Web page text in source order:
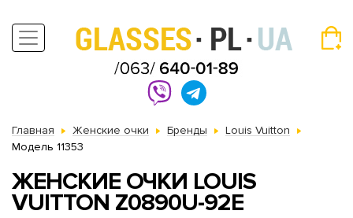
Главная Женские очки Бренды
Louis Vuitton
Модель 11353
ЖЕНСКИЕ ОЧКИ LOUIS
VUITTON Z0890U-92E